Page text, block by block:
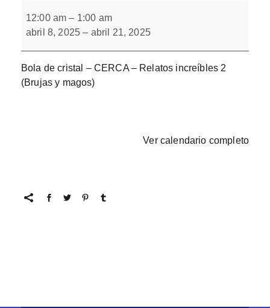
increíbles
con
12:00 am – 1:00 am
abril 8, 2025 – abril 21, 2025
Bola de cristal – CERCA – Relatos increíbles 2
(Brujas y magos)
Ver calendario completo